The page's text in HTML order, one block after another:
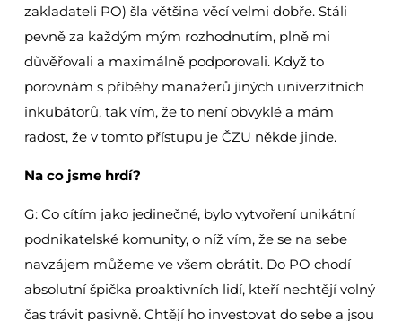
zakladateli PO) šla většina věcí velmi dobře. Stáli
pevně za každým mým rozhodnutím, plně mi
důvěřovali a maximálně podporovali. Když to
porovnám s příběhy manažerů jiných univerzitních
inkubátorů, tak vím, že to není obvyklé a mám
radost, že v tomto přístupu je ČZU někde jinde.
Na co jsme hrdí?
G: Co cítím jako jedinečné, bylo vytvoření unikátní
podnikatelské komunity, o níž vím, že se na sebe
navzájem můžeme ve všem obrátit. Do PO chodí
absolutní špička proaktivních lidí, kteří nechtějí volný
čas trávit pasivně. Chtějí ho investovat do sebe a jsou